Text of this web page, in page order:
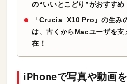
の“いいとこどり”がおすすめ
「Crucial X10 Pro」の生み
は、古くからMacユーザを支
在！
iPhoneで写真や動画